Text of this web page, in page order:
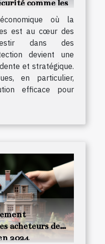
comme les
où la
est au cœur des
dans des
devient une
et stratégique.
en particulier,
efficace pour
acheteurs de
2024